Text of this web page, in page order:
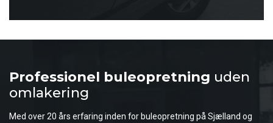
Professionel buleopretning uden
omlakering
Med over 20 års erfaring inden for buleopretning på Sjælland og